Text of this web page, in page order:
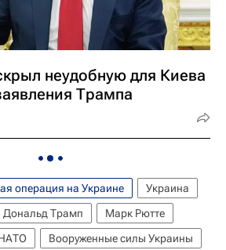
неудобную для Киева
Трампа
операция на Украине
Украина
Дональд Трамп
Марк Рютте
Вооруженные силы Украины